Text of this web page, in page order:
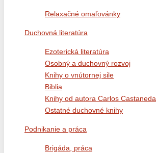
Relaxačné omaľovánky
Duchovná literatúra
Ezoterická literatúra
Osobný a duchovný rozvoj
Knihy o vnútornej sile
Biblia
Knihy od autora Carlos Castaneda
Ostatné duchovné knihy
Podnikanie a práca
Brigáda, práca